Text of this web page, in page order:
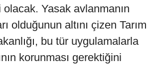
Yasak avlanmanın
olduğunun altını çizen Tarım
bu tür uygulamalarla
korunması gerektiğini